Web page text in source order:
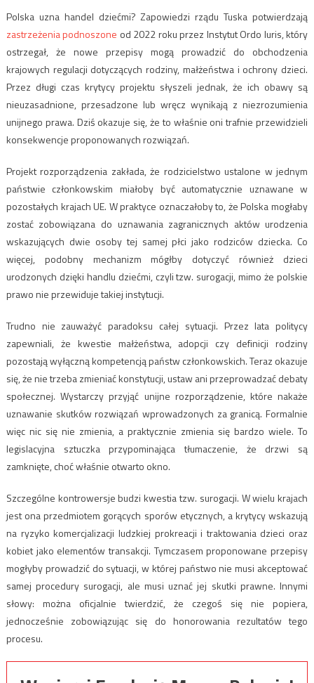
Polska uzna handel dziećmi? Zapowiedzi rządu Tuska potwierdzają
zastrzeżenia podnoszone od 2022 roku przez Instytut Ordo Iuris, który
ostrzegał, że nowe przepisy mogą prowadzić do obchodzenia
krajowych regulacji dotyczących rodziny, małżeństwa i ochrony dzieci.
Przez długi czas krytycy projektu słyszeli jednak, że ich obawy są
nieuzasadnione, przesadzone lub wręcz wynikają z niezrozumienia
unijnego prawa. Dziś okazuje się, że to właśnie oni trafnie przewidzieli
konsekwencje proponowanych rozwiązań.
Projekt rozporządzenia zakłada, że rodzicielstwo ustalone w jednym
państwie członkowskim miałoby być automatycznie uznawane w
pozostałych krajach UE. W praktyce oznaczałoby to, że Polska mogłaby
zostać zobowiązana do uznawania zagranicznych aktów urodzenia
wskazujących dwie osoby tej samej płci jako rodziców dziecka. Co
więcej, podobny mechanizm mógłby dotyczyć również dzieci
urodzonych dzięki handlu dziećmi, czyli tzw. surogacji, mimo że polskie
prawo nie przewiduje takiej instytucji.
Trudno nie zauważyć paradoksu całej sytuacji. Przez lata politycy
zapewniali, że kwestie małżeństwa, adopcji czy definicji rodziny
pozostają wyłączną kompetencją państw członkowskich. Teraz okazuje
się, że nie trzeba zmieniać konstytucji, ustaw ani przeprowadzać debaty
społecznej. Wystarczy przyjąć unijne rozporządzenie, które nakaże
uznawanie skutków rozwiązań wprowadzonych za granicą. Formalnie
więc nic się nie zmienia, a praktycznie zmienia się bardzo wiele. To
legislacyjna sztuczka przypominająca tłumaczenie, że drzwi są
zamknięte, choć właśnie otwarto okno.
Szczególne kontrowersje budzi kwestia tzw. surogacji. W wielu krajach
jest ona przedmiotem gorących sporów etycznych, a krytycy wskazują
na ryzyko komercjalizacji ludzkiej prokreacji i traktowania dzieci oraz
kobiet jako elementów transakcji. Tymczasem proponowane przepisy
mogłyby prowadzić do sytuacji, w której państwo nie musi akceptować
samej procedury surogacji, ale musi uznać jej skutki prawne. Innymi
słowy: można oficjalnie twierdzić, że czegoś się nie popiera,
jednocześnie zobowiązując się do honorowania rezultatów tego
procesu.